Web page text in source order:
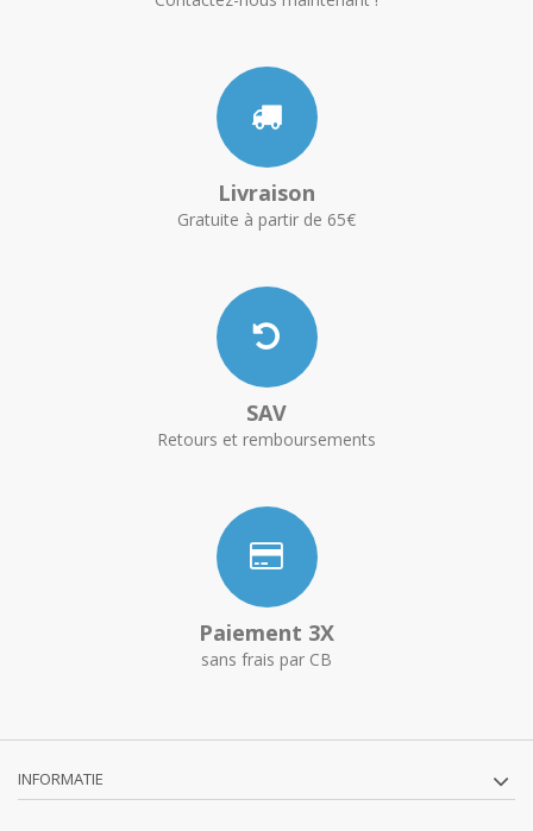
Livraison
Gratuite à partir de 65€
SAV
Retours et remboursements
Paiement 3X
sans frais par CB
INFORMATIE